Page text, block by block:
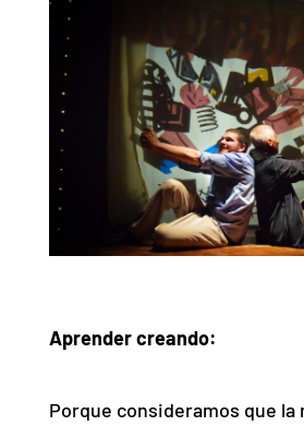
Aprender creando:
Porque consideramos que la